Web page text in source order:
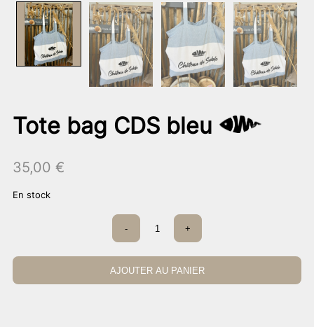
Tote bag CDS bleu
35,00 €
En stock
quantité
Tote
bag
CDS
- +
AJOUTER AU PANIER